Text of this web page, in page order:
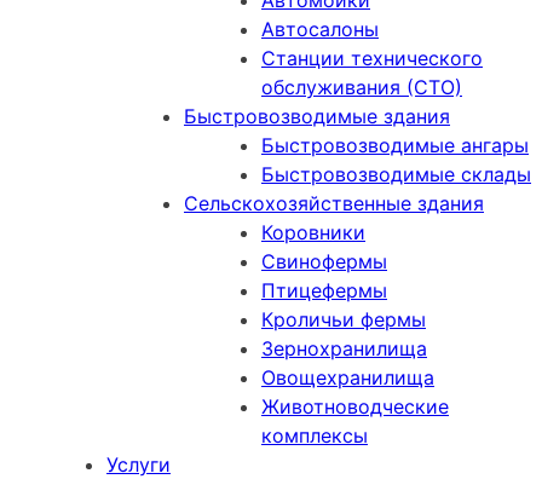
Автосалоны
Станции технического
обслуживания (СТО)
Быстровозводимые здания
Быстровозводимые ангары
Быстровозводимые склады
Сельскохозяйственные здания
Коровники
Свинофермы
Птицефермы
Кроличьи фермы
Зернохранилища
Овощехранилища
Животноводческие
комплексы
Услуги